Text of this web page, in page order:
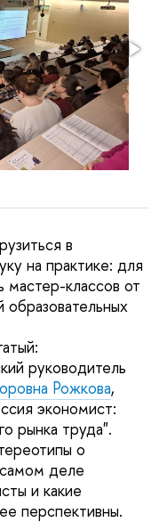
в
на практике: для
мастер-классов от
руководитель
Рожкова,
экономист:
рынка труда".
о
деле
и какие
перспективны.